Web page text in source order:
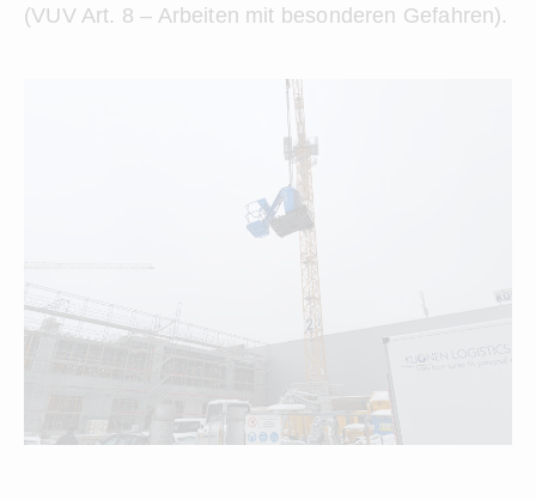
(VUV Art. 8 – Arbeiten mit besonderen Gefahren).